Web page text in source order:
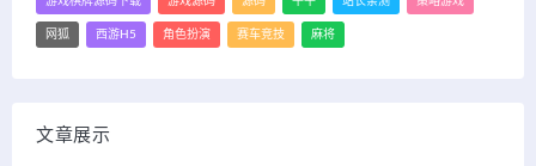
网狐 西游H5 角色扮演 赛车竞技 麻将
文章展示